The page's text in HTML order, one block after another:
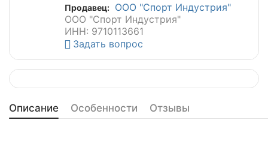
Продавец: ООО "Спорт Индустрия"
ООО "Спорт Индустрия"
ИНН: 9710113661
Задать вопрос
Описание Особенности Отзывы